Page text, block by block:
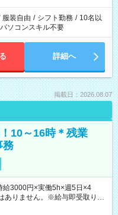
。 合計で週40時間を超える場
服装自由 / シフト勤務 / 10名以
パソコンスキル不要
詳細へ
掲載日：2026.08.07
10～16時＊残業
務
3000円×実働5h×週5日×4
ありません。※給与即受取りサ